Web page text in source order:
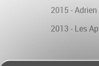
2015 -
2013 - Les